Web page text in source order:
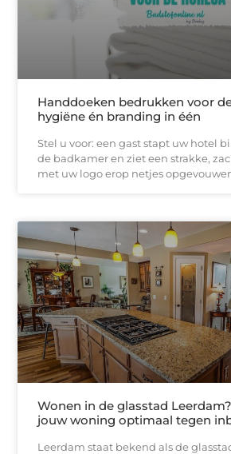
Handdoeken bedrukken voor
hygiëne én branding in één
Stel u voor: een gast stapt uw hotel
de badkamer en ziet een strakke,
met uw logo erop netjes
Wonen in de glasstad
jouw woning optimaal tegen
Leerdam staat bekend als de